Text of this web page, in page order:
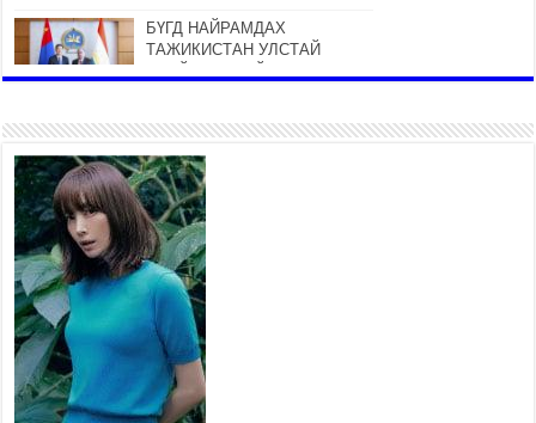
БҮГД НАЙРАМДАХ
ТАЖИКИСТАН УЛСТАЙ
26,992 суралцагч хотхоны бага
сургуульд, 8100 суралцагч
төрөлжсөн ахлах сургуульд
суралцана
2026 оны 7 сар 21 / 13 цаг 43 минут
COP17 хурлын үеэрх замын
хөдөлгөөн, нийтийн тээврийн
зохицуулалт, сургууль,
цэцэрлэг, зах, худалдааны
төвийн ажиллах хуваарийг гаргаж, иргэдэд
мэдээлэхийг үүрэг болголоо
2026 оны 7 сар 21 / 11 цаг 59 минут